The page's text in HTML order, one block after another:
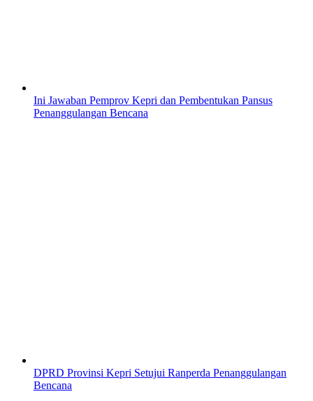
Ini Jawaban Pemprov Kepri dan Pembentukan Pansus
Penanggulangan Bencana
DPRD Provinsi Kepri Setujui Ranperda Penanggulangan
Bencana